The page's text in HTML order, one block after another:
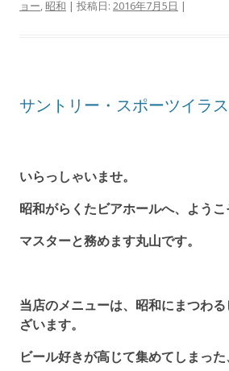
ョー, 昭和 | 投稿日: 2016年7月5日 |
サントリー・スポーツイラ
いらっしゃいませ。
昭和がらくたビアホールへ、ようこ
マスターと務めます丸山です。
当店のメニューは、昭和にまつわ
ざいます。
ビール好きが高じて集めてしまった、